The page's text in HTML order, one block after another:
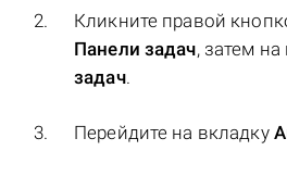
Кликните правой
Панели задач, затем
задач.
Перейдите на вкладку